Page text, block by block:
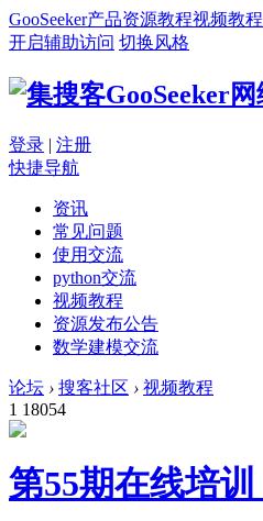
GooSeeker产品资源教程视频教程
开启辅助访问 切换风格
登录 | 注册
快捷导航
资讯
常见问题
使用交流
python交流
视频教程
资源发布公告
数学建模交流
论坛 › 搜客社区 › 视频教程
1 18054
第55期在线培